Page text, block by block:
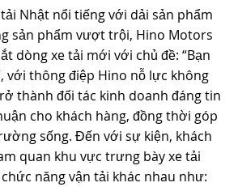
Nhật nổi tiếng với dải sản phẩm
sản phẩm vượt trội, Hino Motors
dòng xe tải mới với chủ đề: “Bạn
với thông điệp Hino nỗ lực không
thành đối tác kinh doanh đáng tin
cho khách hàng, đồng thời góp
sống. Đến với sự kiện, khách
quan khu vực trưng bày xe tải
năng vận tải khác nhau như: